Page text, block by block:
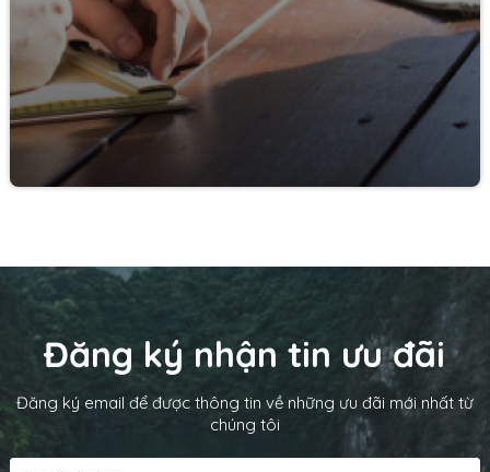
Đăng ký nhận tin ưu đãi
Đăng ký email để được thông tin về những ưu đãi mới nhất từ
chúng tôi